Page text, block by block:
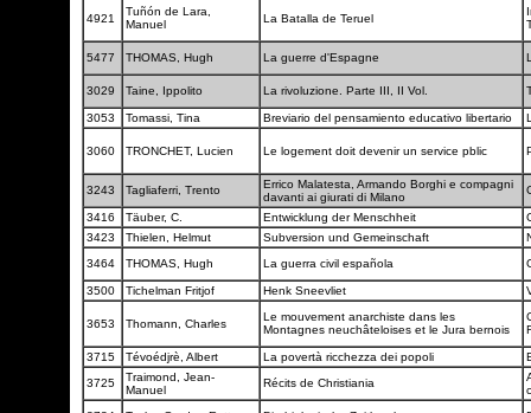
4921
Tuñón de Lara,
Manuel
La Batalla de Teruel
5477 THOMAS, Hugh La guerre d'Espagne
3029 Taine, Ippolito La rivoluzione. Parte III, II Vol.
3053 Tomassi, Tina Breviario del pensamiento educativo libertario
3060 TRONCHET, Lucien Le logement doit devenir un service pblic
3243 Tagliaferri, Trento
Errico Malatesta, Armando Borghi e compagni
davanti ai giurati di Milano
3416 Täuber, C. Entwicklung der Menschheit
3423
Thielen, Helmut Subversion und Gemeinschaft
3464
THOMAS, Hugh La guerra civil española
3500 Tichelman Fritjof Henk Sneevliet
3653 Thomann, Charles
Le mouvement anarchiste dans les
Montagnes neuchâteloises et le Jura bernois
3715 Tévoédjrè, Albert La povertà ricchezza dei popoli
3725
Traimond, Jean-
Manuel
Récits de Christiania